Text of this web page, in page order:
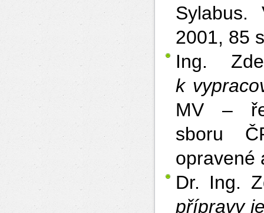
Sylabus.
2001, 85
Ing.
k
MV –
sboru
opravené
Dr. Ing.
přípravy